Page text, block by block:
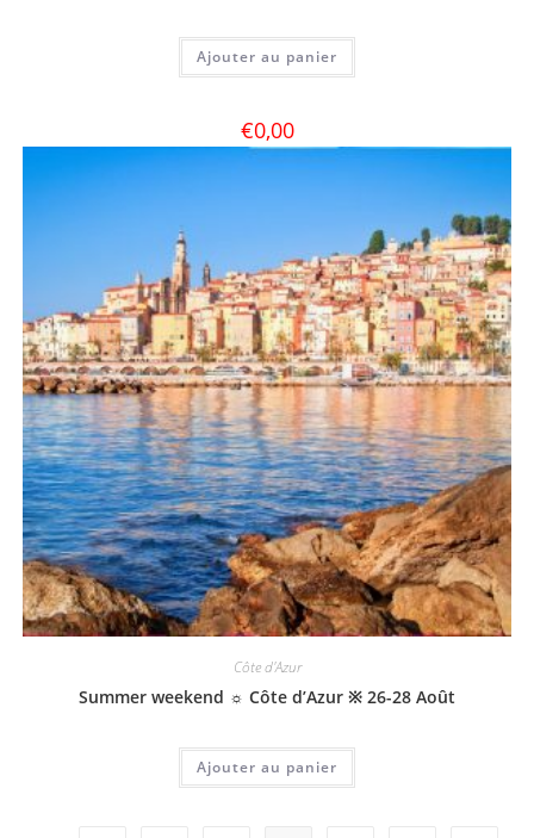
Ajouter au panier
€0,00
Côte d'Azur
Summer weekend ☼ Côte d’Azur ※ 26-28 Août
Ajouter au panier